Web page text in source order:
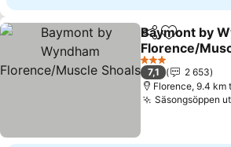
Dela Lägg till i
Baymont by
Florence/
Se priser
3 Stjärnor
7,1
2 653
Florence, 9.4 km
Säsongsöppen